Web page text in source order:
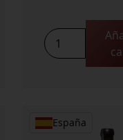
Attis
Embaixador
cantidad
España